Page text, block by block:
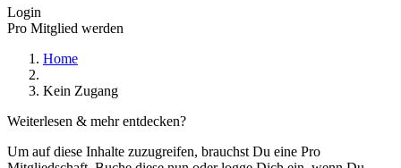
Login
Pro Mitglied werden
Home
Kein Zugang
Weiterlesen & mehr entdecken?
Um auf diese Inhalte zuzugreifen, brauchst Du eine Pro